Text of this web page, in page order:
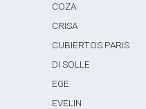
COZA
CRISA
CUBIERTOS PARIS
DI SOLLE
EGE
EVELIN